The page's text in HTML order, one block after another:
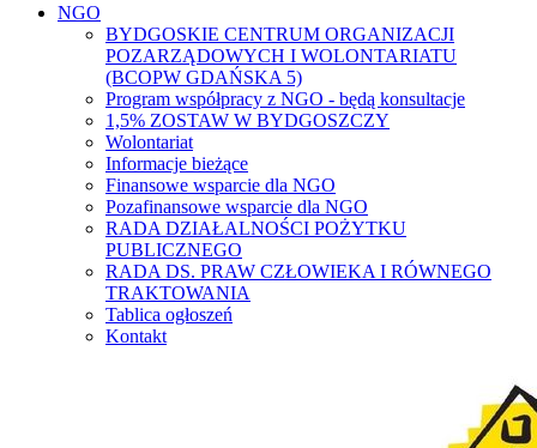
NGO
BYDGOSKIE CENTRUM ORGANIZACJI
POZARZĄDOWYCH I WOLONTARIATU
(BCOPW GDAŃSKA 5)
Program współpracy z NGO - będą konsultacje
1,5% ZOSTAW W BYDGOSZCZY
Wolontariat
Informacje bieżące
Finansowe wsparcie dla NGO
Pozafinansowe wsparcie dla NGO
RADA DZIAŁALNOŚCI POŻYTKU
PUBLICZNEGO
RADA DS. PRAW CZŁOWIEKA I RÓWNEGO
TRAKTOWANIA
Tablica ogłoszeń
Kontakt